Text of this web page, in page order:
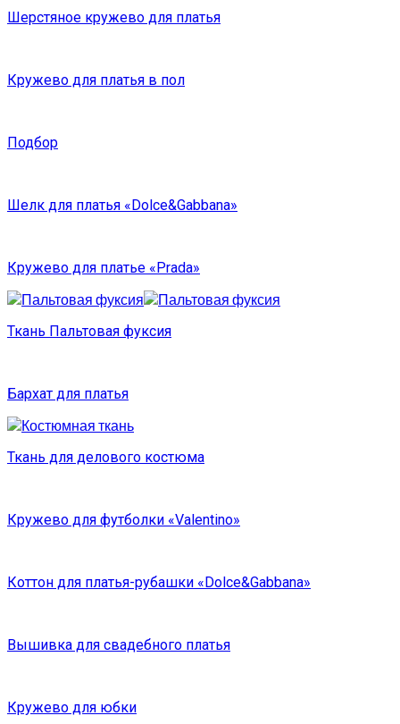
Шерстяное кружево для платья
Кружево для платья в пол
Подбор
Шелк для платья «Dolce&Gabbana»
Кружево для платье «Prada»
Ткань Пальтовая фуксия
Бархат для платья
Ткань для делового костюма
Кружево для футболки «Valentino»
Коттон для платья-рубашки «Dolce&Gabbana»
Вышивка для свадебного платья
Кружево для юбки